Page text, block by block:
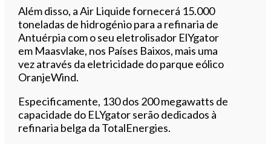
Além disso, a Air Liquide fornecerá 15.000
toneladas de hidrogénio para a refinaria de
Antuérpia com o seu eletrolisador ElYgator
em Maasvlake, nos Países Baixos, mais uma
vez através da eletricidade do parque eólico
OranjeWind.
Especificamente, 130 dos 200 megawatts de
capacidade do ELYgator serão dedicados à
refinaria belga da TotalEnergies.